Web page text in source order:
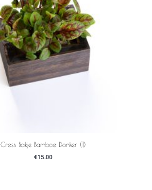
Cress Bakje Bamboe Donker (1)
€15.00